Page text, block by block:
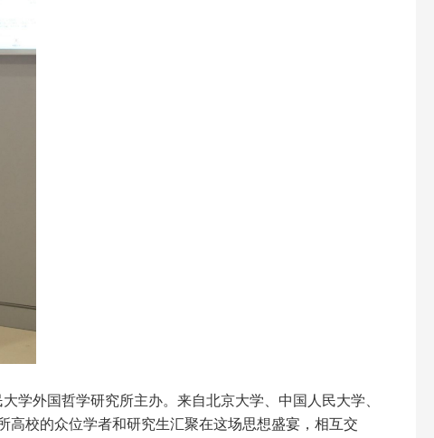
学外国哲学研究所主办。来自北京大学、中国人民大学、
校的众位学者和研究生汇聚在这场思想盛宴，相互交